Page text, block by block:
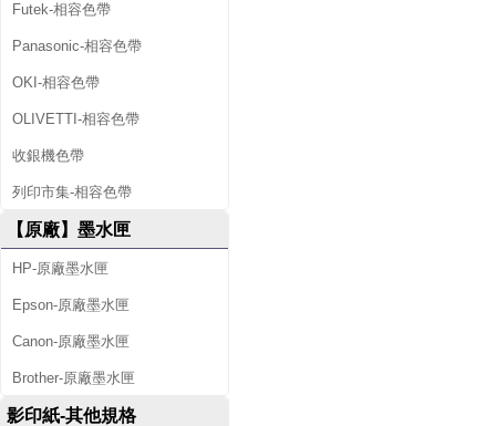
Futek-相容色帶
Panasonic-相容色帶
OKI-相容色帶
OLIVETTI-相容色帶
收銀機色帶
列印市集-相容色帶
【原廠】墨水匣
HP-原廠墨水匣
Epson-原廠墨水匣
Canon-原廠墨水匣
Brother-原廠墨水匣
影印紙-其他規格